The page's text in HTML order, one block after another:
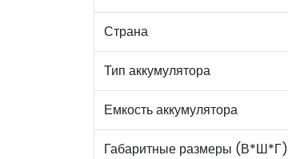
Страна
Тип аккумулятора
Емкость аккумулятора
Габаритные размеры (В*Ш*Г)